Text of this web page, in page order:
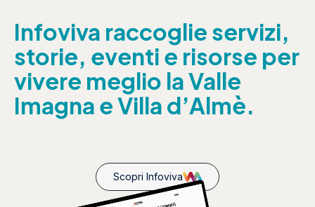
Infoviva raccoglie servizi,
storie, eventi e risorse per
vivere meglio la Valle
Imagna e Villa d’Almè.
Scopri Infoviva